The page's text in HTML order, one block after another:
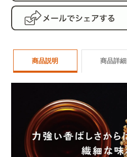
商品説明 商品詳細
名称
製造元